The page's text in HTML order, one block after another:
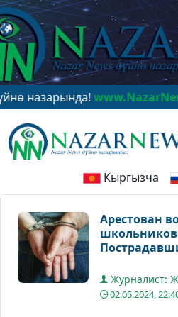
Кыргызча
Арестован
школьников
Журналист:
02.05.2024,